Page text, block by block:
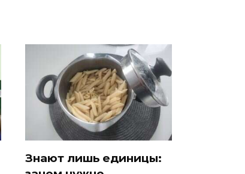
Знают лишь единицы: